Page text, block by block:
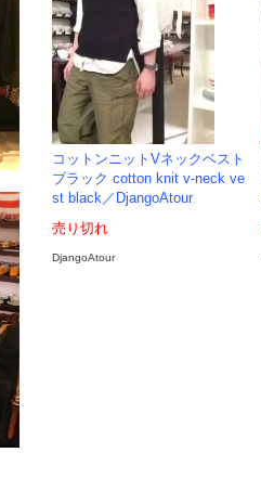
コットンニットVネックベスト
ブラック cotton knit v-neck ve
st black／DjangoAtour
売り切れ
DjangoAtour